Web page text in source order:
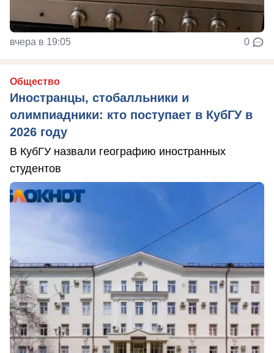
вчера в 19:05 0
Общество
Иностранцы, стобалльники и
олимпиадники: кто поступает в КубГУ в
2026 году
В КубГУ назвали географию иностранных
студентов